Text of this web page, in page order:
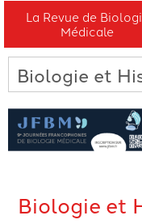
La Revue de
Médicale
Biologie et